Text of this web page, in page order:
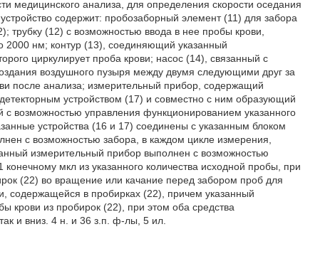
медицинского анализа, для определения скорости оседания
содержит: пробозаборный элемент (11) для забора
(12) с возможностью ввода в нее пробы крови,
2000 нм; контур (13), соединяющий указанный
циркулирует проба крови; насос (14), связанный с
воздушного пузыря между двумя следующими друг за
после анализа; измерительный прибор, содержащий
устройством (17) и совместно с ним образующий
возможностью управления функционированием указанного
устройства (16 и 17) соединены с указанным блоком
с возможностью забора, в каждом цикле измерения,
измерительный прибор выполнен с возможностью
мкл из указанного количества исходной пробы, при
(22) во вращение или качание перед забором проб для
содержащейся в пробирках (22), причем указанный
крови из пробирок (22), при этом оба средства
и вниз. 4 н. и 36 з.п. ф-лы, 5 ил.